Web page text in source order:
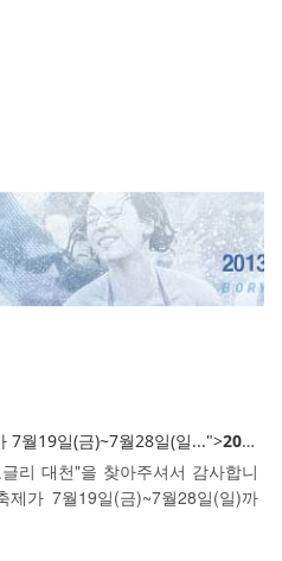
7월19일(금)~7월28일(일...">2013년
리 대천"을 찾아주셔서 감사합니
가 7월19일(금)~7월28일(일)까